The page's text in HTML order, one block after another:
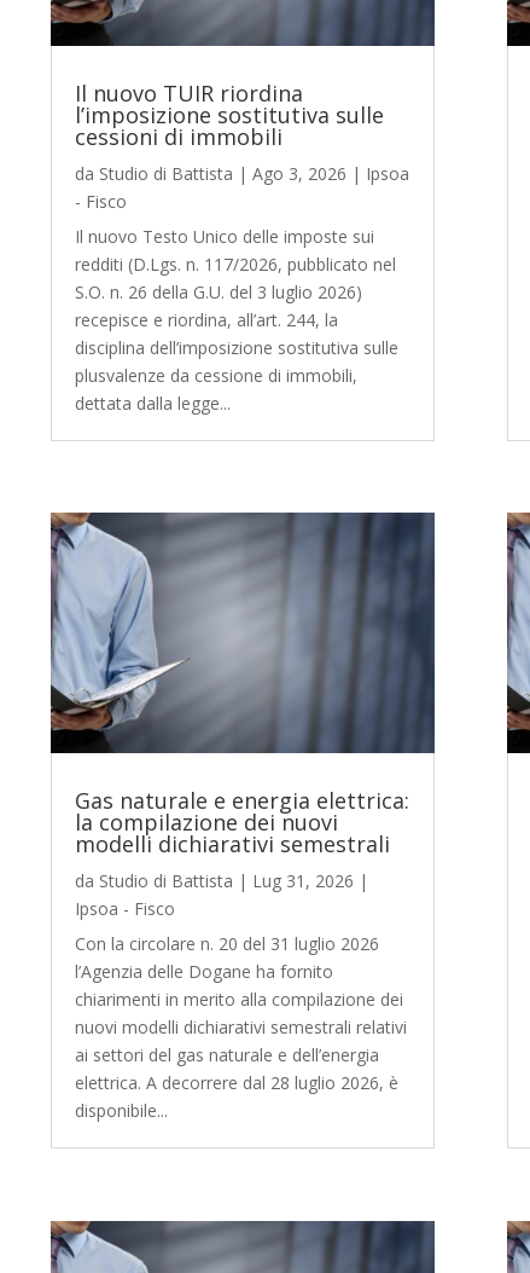
Il nuovo TUIR riordina
l’imposizione sostitutiva sulle
cessioni di immobili
da Studio di Battista | Ago 3, 2026 | Ipsoa
- Fisco
Il nuovo Testo Unico delle imposte sui
redditi (D.Lgs. n. 117/2026, pubblicato nel
S.O. n. 26 della G.U. del 3 luglio 2026)
recepisce e riordina, all’art. 244, la
disciplina dell’imposizione sostitutiva sulle
plusvalenze da cessione di immobili,
dettata dalla legge...
Gas naturale e energia elettrica:
la compilazione dei nuovi
modelli dichiarativi semestrali
da Studio di Battista | Lug 31, 2026 |
Ipsoa - Fisco
Con la circolare n. 20 del 31 luglio 2026
l’Agenzia delle Dogane ha fornito
chiarimenti in merito alla compilazione dei
nuovi modelli dichiarativi semestrali relativi
ai settori del gas naturale e dell’energia
elettrica. A decorrere dal 28 luglio 2026, è
disponibile...